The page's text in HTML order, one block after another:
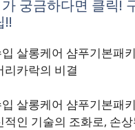
궁금하다면 클릭!
!!
살롱케어 샴푸기본패
리카락의 비결
살롱케어 샴푸기본패
적인 기술의 조화로, 손